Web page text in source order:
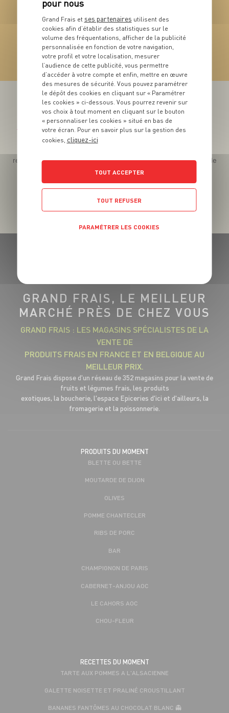
VIN
Saint-Véran AOP
VOIR LE PRODUIT
Téléchargez l’App pour profiter d’offres exclusives !
recettes gourmandes, des jeux inédits... le tout dans une seule
app !
GRAND FRAIS, LE MEILLEUR
MARCHÉ PRÈS DE CHEZ VOUS
GRAND FRAIS : LES MAGASINS SPÉCIALISTES DE LA
VENTE DE
PRODUITS FRAIS EN FRANCE ET EN BELGIQUE AU
MEILLEUR PRIX.
Grand Frais dispose d'un réseau de 352 magasins pour la vente de
fruits et légumes frais, les produits
exotiques, la boucherie, l'espace Epiceries d'ici et d'ailleurs, la
fromagerie et la poissonnerie.
PRODUITS DU MOMENT
BLETTE OU BETTE
MOUTARDE DE DIJON
OLIVES
POMME CHANTECLER
RIBS DE PORC
BAR
CHAMPIGNON DE PARIS
CABERNET-ANJOU AOC
LE CAHORS AOC
CHOU-FLEUR
RECETTES DU MOMENT
TARTE AUX POMMES A L'ALSACIENNE
GALETTE NOISETTE ET PRALINÉ CROUSTILLANT
BANANES FANTÔMES AU CHOCOLAT BLANC 👻
Grand Frais et ses partenaires utilisent des
cookies afin d’établir des statistiques sur le
volume des fréquentations, afficher de la publicité
personnalisée en fonction de votre navigation,
votre profil et votre localisation, mesurer
l’audience de cette publicité, vous permettre
d’accéder à votre compte et enfin, mettre en œuvre
des mesures de sécurité. Vous pouvez paramétrer
le dépôt des cookies en cliquant sur « Paramétrer
les cookies » ci-dessous. Vous pourrez revenir sur
vos choix à tout moment en cliquant sur le bouton
« personnaliser les cookies » situé en bas de
votre écran. Pour en savoir plus sur la gestion des
cookies, cliquez-ici
TOUT ACCEPTER
TOUT REFUSER
PARAMÉTRER LES COOKIES